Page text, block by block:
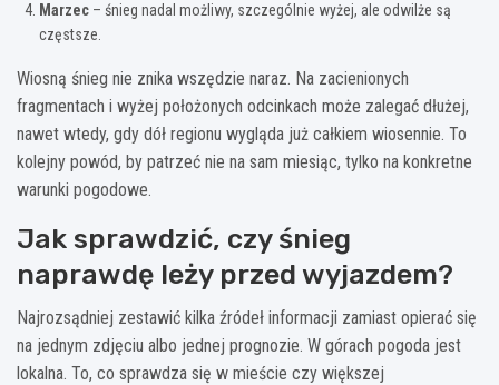
Marzec – śnieg nadal możliwy, szczególnie wyżej, ale odwilże są
częstsze.
Wiosną śnieg nie znika wszędzie naraz. Na zacienionych
fragmentach i wyżej położonych odcinkach może zalegać dłużej,
nawet wtedy, gdy dół regionu wygląda już całkiem wiosennie. To
kolejny powód, by patrzeć nie na sam miesiąc, tylko na konkretne
warunki pogodowe.
Jak sprawdzić, czy śnieg
naprawdę leży przed wyjazdem?
Najrozsądniej zestawić kilka źródeł informacji zamiast opierać się
na jednym zdjęciu albo jednej prognozie. W górach pogoda jest
lokalna. To, co sprawdza się w mieście czy większej